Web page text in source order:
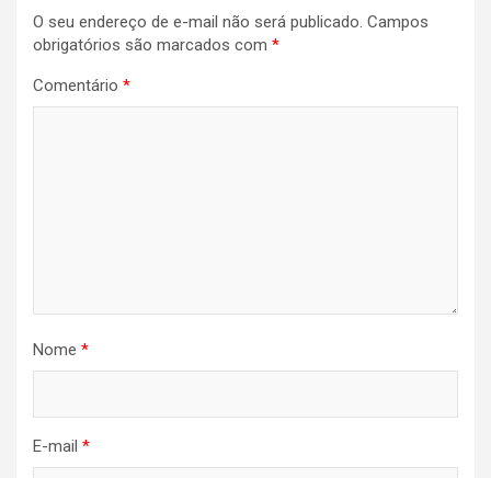
O seu endereço de e-mail não será publicado. Campos
obrigatórios são marcados com *
Comentário *
Nome *
E-mail *